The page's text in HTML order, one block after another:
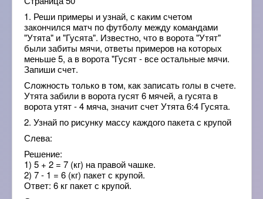
1. Реши примеры и узнай, с каким счетом
закончился матч по футболу между командами
"Утята" и "Гусята". Известно, что в ворота "Утят"
были забиты мячи, ответы примеров на которых
меньше 5, а в ворота "Гусят - все остальные мячи.
Запиши счет.
Сложность только в том, как записать голы в счете.
Утята забили в ворота гусят 6 мячей, а гусята в
ворота утят - 4 мяча, значит счет Утята 6:4 Гусята.
2. Узнай по рисунку массу каждого пакета с крупой
Слева:
Решение:
1) 5 + 2 = 7 (кг) на правой чашке.
2) 7 - 1 = 6 (кг) пакет с крупой.
Ответ: 6 кг пакет с крупой.